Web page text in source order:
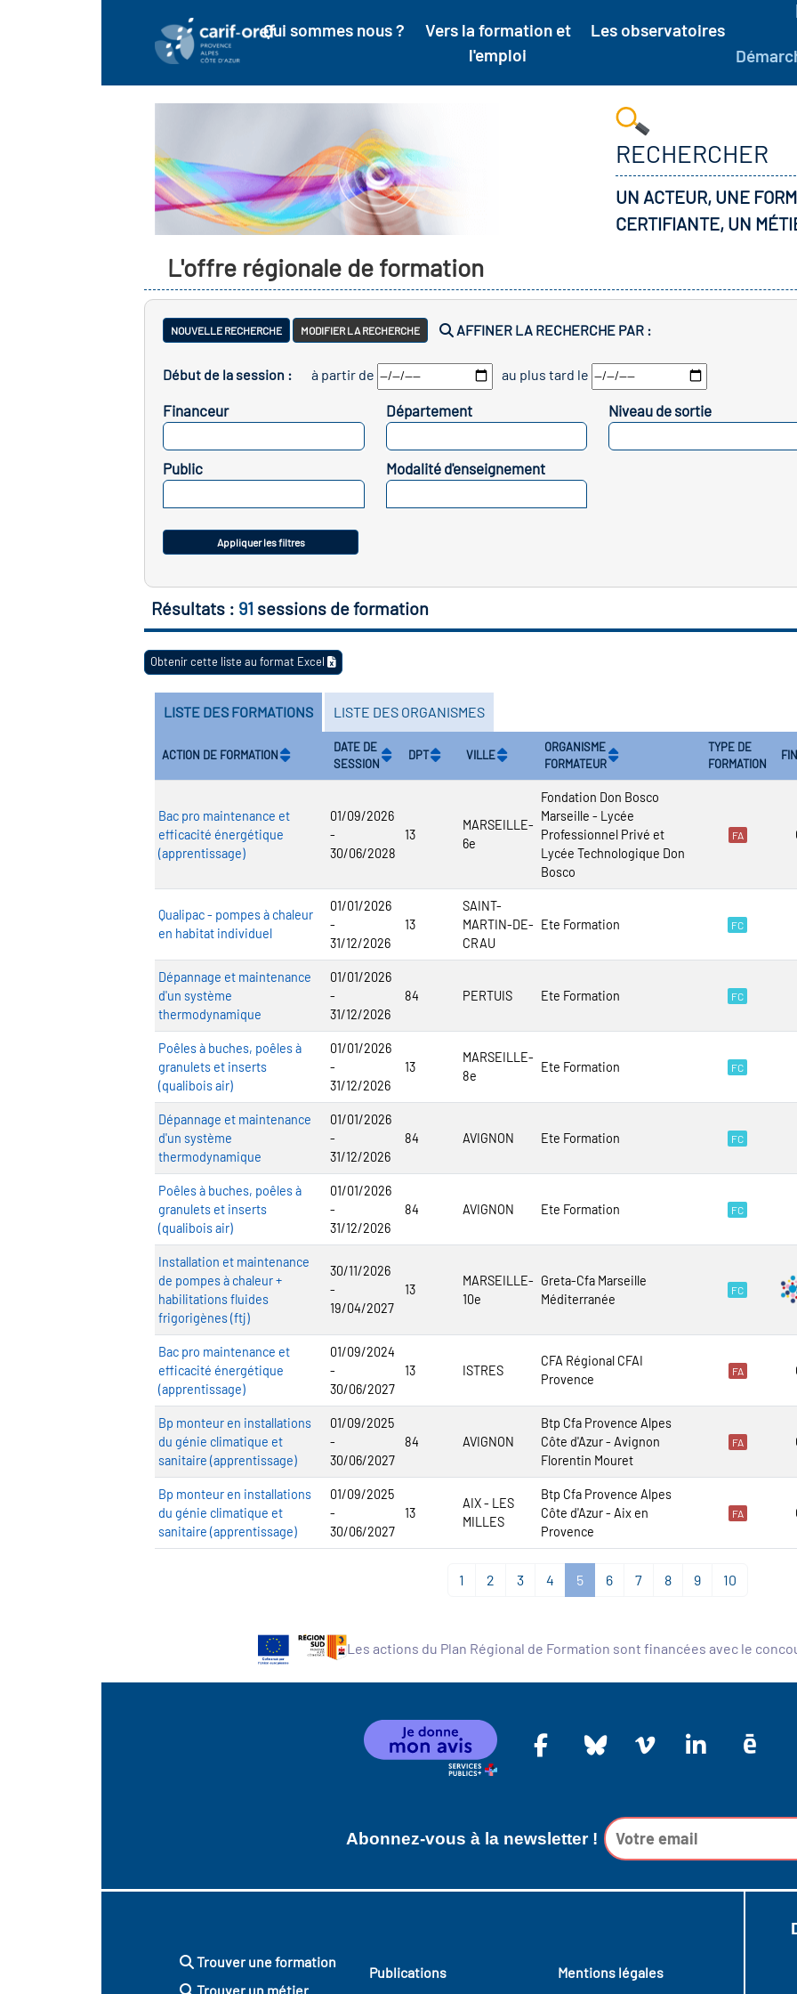
Qui sommes nous ?
Vers la formation et
l'emploi
Les observatoires
RECHERCHER
UN ACTEUR, UNE
CERTIFIANTE, UN
L'offre régionale de formation
NOUVELLE RECHERCHE MODIFIER LA RECHERCHE AFFINER LA RECHERCHE PAR :
Début de la session : à partir de au plus tard le
Financeur Département Niveau de sortie
Public Modalité d'enseignement
Appliquer les filtres
Résultats : 91 sessions de formation
Obtenir cette liste au format Excel
LISTE DES FORMATIONS LISTE DES ORGANISMES
ACTION DE FORMATION
DATE DE
SESSION
DPT VILLE
ORGANISME
FORMATEUR
TYPE DE
FORMATION
Bac pro maintenance et
efficacité énergétique
(apprentissage)
01/09/2026
-
30/06/2028
13
MARSEILLE-
6e
Fondation Don Bosco
Marseille - Lycée
Professionnel Privé et
Lycée Technologique Don
Bosco
FA
Qualipac - pompes à chaleur
en habitat individuel
01/01/2026
-
31/12/2026
13
SAINT-
MARTIN-DE-
CRAU
Ete Formation FC
Dépannage et maintenance
d'un système
thermodynamique
01/01/2026
-
31/12/2026
84 PERTUIS Ete Formation FC
Poêles à buches, poêles à
granulets et inserts
(qualibois air)
01/01/2026
-
31/12/2026
13
MARSEILLE-
8e
Ete Formation FC
Dépannage et maintenance
d'un système
thermodynamique
01/01/2026
-
31/12/2026
84 AVIGNON Ete Formation FC
Poêles à buches, poêles à
granulets et inserts
(qualibois air)
01/01/2026
-
31/12/2026
84 AVIGNON Ete Formation FC
Installation et maintenance
de pompes à chaleur +
habilitations fluides
frigorigènes (ftj)
30/11/2026
-
19/04/2027
13
MARSEILLE-
10e
Greta-Cfa Marseille
Méditerranée
FC
Bac pro maintenance et
efficacité énergétique
(apprentissage)
01/09/2024
-
30/06/2027
13 ISTRES
CFA Régional CFAI
Provence
FA
Bp monteur en installations
du génie climatique et
sanitaire (apprentissage)
01/09/2025
-
30/06/2027
84 AVIGNON
Btp Cfa Provence Alpes
Côte d'Azur - Avignon
Florentin Mouret
FA
Bp monteur en installations
du génie climatique et
sanitaire (apprentissage)
01/09/2025
-
30/06/2027
13
AIX - LES
MILLES
Btp Cfa Provence Alpes
Côte d'Azur - Aix en
Provence
FA
1 2 3 4 5 6 7 8 9 10
Les actions du Plan Régional de Formation sont financées avec le
Abonnez-vous à la newsletter !
Trouver une formation
Trouver un métier
Publications
Mentions légales